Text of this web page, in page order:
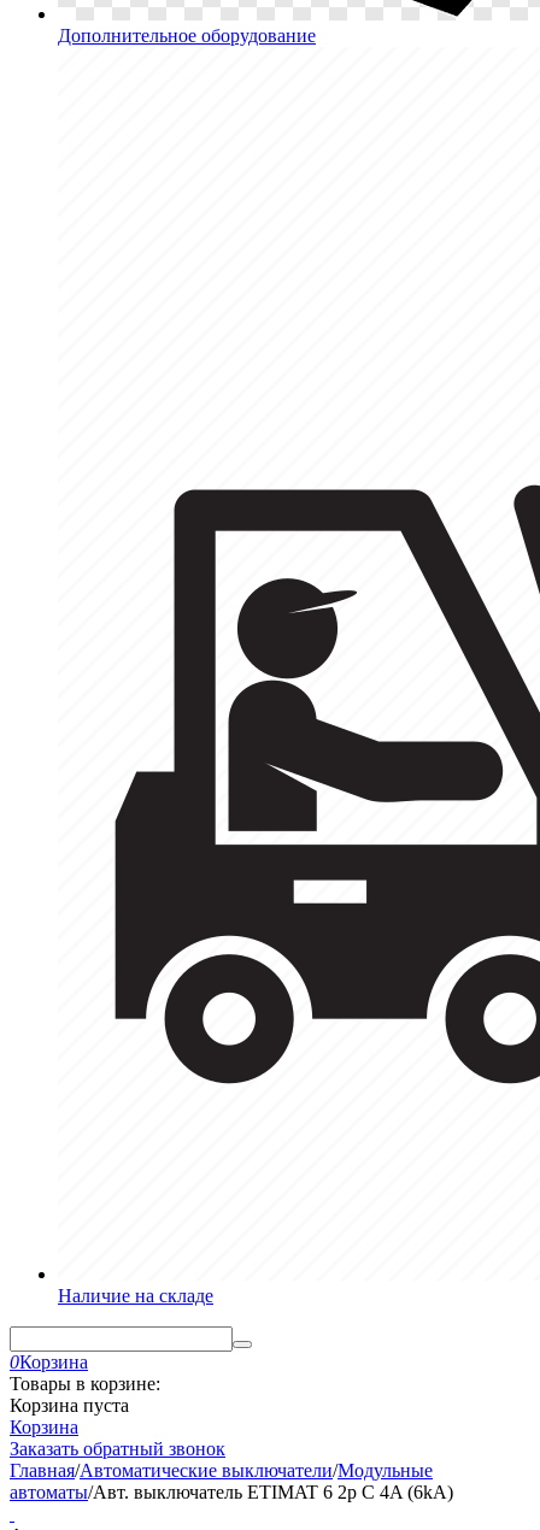
Дополнительное оборудование
Наличие на складе
0Корзина
Товары в корзине:
Корзина пуста
Корзина
Заказать обратный звонок
Главная/Автоматические выключатели/Модульные
автоматы/Авт. выключатель ETIMAT 6 2p C 4A (6kA)